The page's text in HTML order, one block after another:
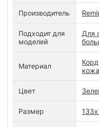
Производитель
Подходит для
моделей
Для
Материал
кожа
Цвет
Размер